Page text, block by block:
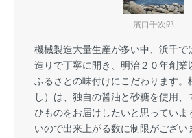
濱口千次郎
機械製造大量生産が多い中、浜千で
造りで丁寧に開き、明治２０年創業
ふるさとの味付けにこだわります。
し）は、独自の醤油と砂糖を使用
ひものをお届けしたいと思っていま
いので出来上がる数に制限がござい